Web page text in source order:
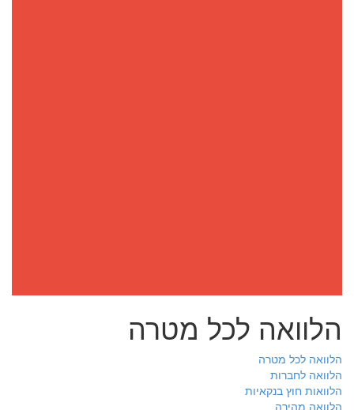
הלוואה לכל מטרה
הלוואה לכל מטרה
הלוואה לחברות
הלוואות חוץ בנקאיות
הלוואה מהירה